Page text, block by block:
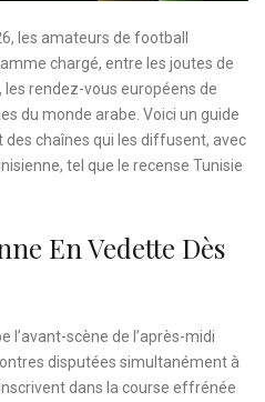
les amateurs de football
chargé, entre les joutes de
les rendez-vous européens de
du monde arabe. Voici un guide
chaînes qui les diffusent, avec
tel que le recense Tunisie
En Vedette Dès
l’avant-scène de l’après-midi
disputées simultanément à
dans la course effrénée